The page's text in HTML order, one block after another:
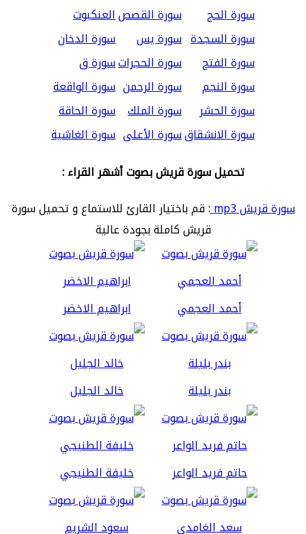
سورة الحج
سورة القصصالعنكبوت
سورة السجدة سورة يس
سورة الدخان
سورة الفتح
سورة الحجراتسورة ق
سورة النجم
سورة الرحمن سورة الواقعة
سورة الحشر
سورة الملك سورة الحاقة
سورة الانشقاقسورة الأعلى سورة الغاشية
تحميل سورة قريش بصوت أشهر القراء :
سورة قريش mp3
: قم باختيار القارئ للاستماع و تحميل سورة
قريش كاملة بجودة عالية
أحمد العجمي ابراهيم الاخضر
بندر بليلة خالد الجليل
حاتم فريد الواعر خليفة الطنيجي